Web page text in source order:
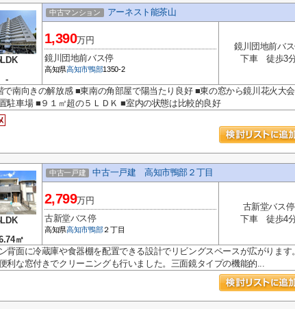
-
中古マンション アーネスト能茶山
1,390万円
鏡川団地前バス停
高知県高知市鴨部1350-2
鏡川団地前バ
下車 徒歩3
で南向きの解放感 ■東南の角部屋で陽当たり良好 ■東の窓から鏡川花火大
駐車場 ■９１㎡超の５ＬＤＫ ■室内の状態は比較的良好
㎡
中古一戸建 中古一戸建 高知市鴨部２丁目
2,799万円
古新堂バス停
高知県高知市鴨部２丁目
古新堂バス停
下車 徒歩4
背面に冷蔵庫や食器棚を配置できる設計でリビングスペースが広がります
利な窓付きでクリーニングも行いました。三面鏡タイプの機能的...